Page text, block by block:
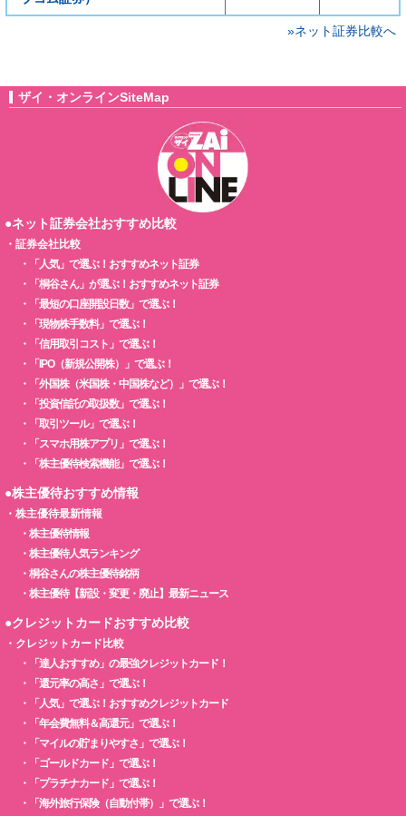
»ネット証券比較へ
ザイ・オンラインSiteMap
●ネット証券会社おすすめ比較
・ 証券会社比較
・
「人気」で選ぶ！おすすめネット証券
・
「桐谷さん」が選ぶ！おすすめネット証券
・
「最短の口座開設日数」で選ぶ！
・
「現物株手数料」で選ぶ！
・
「信用取引コスト」で選ぶ！
・
「IPO（新規公開株）」で選ぶ！
・
「外国株（米国株・中国株など）」で選ぶ！
・
「投資信託の取扱数」で選ぶ！
・
「取引ツール」で選ぶ！
・
「スマホ用株アプリ」で選ぶ！
・
「株主優待検索機能」で選ぶ！
●株主優待おすすめ情報
・ 株主優待最新情報
・ 株主優待情報
・ 株主優待人気ランキング
・ 桐谷さんの株主優待銘柄
・ 株主優待【新設・変更・廃止】最新ニュース
●クレジットカードおすすめ比較
・ クレジットカード比較
・
「達人おすすめ」の最強クレジットカード！
・
「還元率の高さ」で選ぶ！
・
「人気」で選ぶ！おすすめクレジットカード
・
「年会費無料＆高還元」で選ぶ！
・
「マイルの貯まりやすさ」で選ぶ！
・
「ゴールドカード」で選ぶ！
・
「プラチナカード」で選ぶ！
・
「海外旅行保険（自動付帯）」で選ぶ！